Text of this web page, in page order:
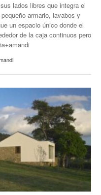
lados libres que integra el
armario, lavabos y
un espacio único donde el
de la caja continuos pero